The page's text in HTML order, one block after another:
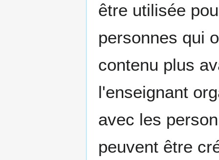
être utilisée
personnes qui
contenu plus
l'enseignant
avec les
peuvent être